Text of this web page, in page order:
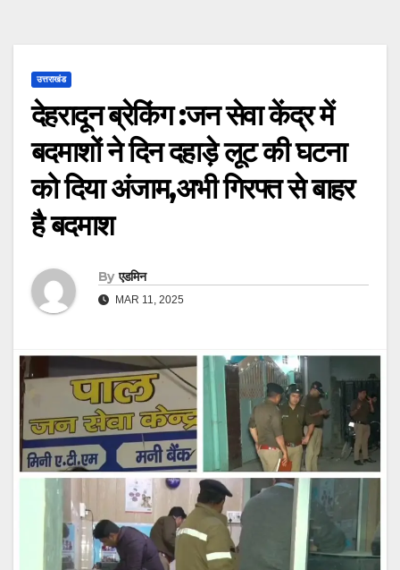
उत्तराखंड
देहरादून ब्रेकिंग :जन सेवा केंद्र में
बदमाशों ने दिन दहाड़े लूट की घटना
को दिया अंजाम,अभी गिरफ्त से बाहर
है बदमाश
By एडमिन
MAR 11, 2025